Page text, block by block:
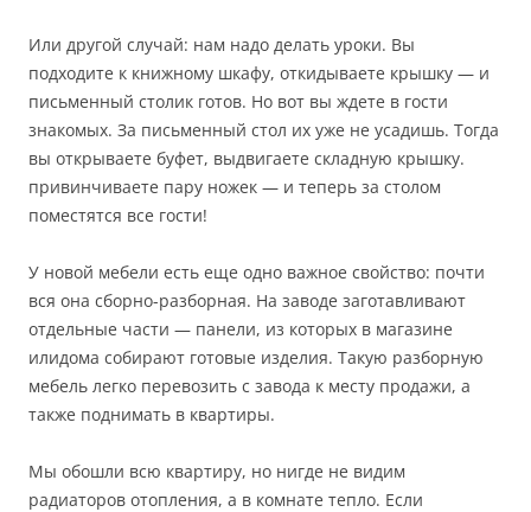
Или другой случай: нам надо делать уроки. Вы
подходите к книжному шкафу, откидываете крышку — и
письменный столик готов. Но вот вы ждете в гости
знакомых. За письменный стол их уже не усадишь. Тогда
вы открываете буфет, выдвигаете складную крышку.
привинчиваете пару ножек — и теперь за столом
поместятся все гости!
У новой мебели есть еще одно важное свойство: почти
вся она сборно-разборная. На заводе заготавливают
отдельные части — панели, из которых в магазине
илидома собирают готовые изделия. Такую разборную
мебель легко перевозить с завода к месту продажи, а
также поднимать в квартиры.
Мы обошли всю квартиру, но нигде не видим
радиаторов отопления, а в комнате тепло. Если